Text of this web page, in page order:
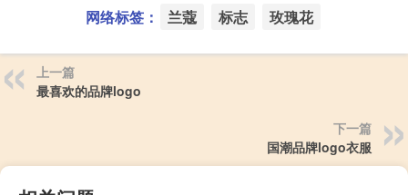
网络标签： 兰蔻 标志 玫瑰花
上一篇
最喜欢的品牌logo
下一篇
国潮品牌logo衣服